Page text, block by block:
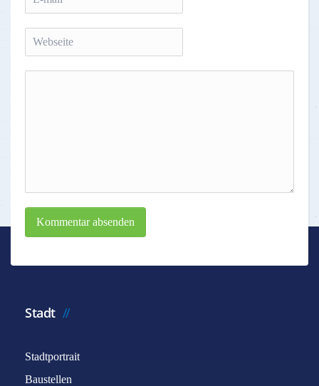
Kommentar absenden
Stadt
Stadtportrait
Baustellen